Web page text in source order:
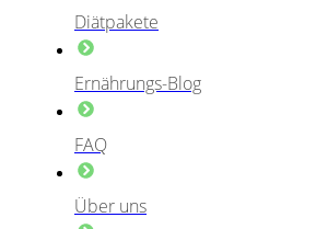
Diätpakete
Ernährungs-Blog
FAQ
Über uns